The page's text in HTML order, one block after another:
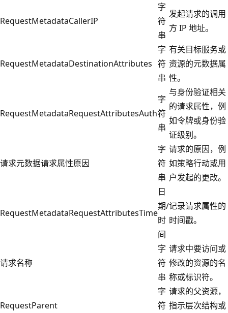
RequestMetadataCallerIP
字
符
串
发起请求的调用
方 IP 地址。
RequestMetadataDestinationAttributes
字
符
串
有关目标服务或
资源的元数据属
性。
RequestMetadataRequestAttributesAuth
字
符
串
与身份验证相关
的请求属性，例
如令牌或身份验
证级别。
请求元数据请求属性原因
字
符
串
请求的原因，例
如策略行动或用
户发起的更改。
RequestMetadataRequestAttributesTime
日
期/
时
间
记录请求属性的
时间戳。
请求名称
字
符
串
请求中要访问或
修改的资源的名
称或标识符。
RequestParent
字
符
请求的父资源，
指示层次结构或